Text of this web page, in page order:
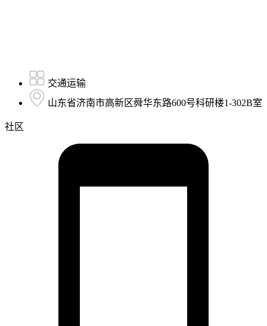
交通运输
山东省济南市高新区舜华东路600号科研楼1-302B室
社区